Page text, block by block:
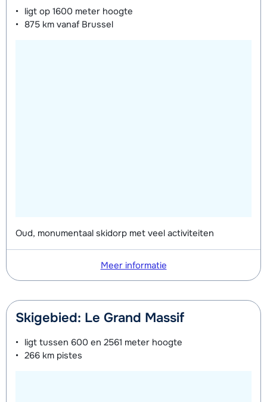
dagen)
ligt op 1600 meter hoogte
875 km vanaf Brussel
Oud, monumentaal skidorp met veel activiteiten
Meer informatie
Skigebied: Le Grand Massif
ligt tussen 600 en 2561 meter hoogte
266 km pistes